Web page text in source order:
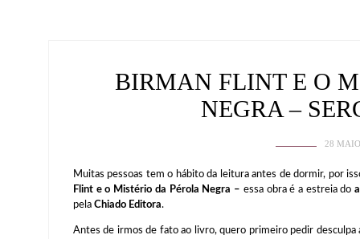
BIRMAN FLINT E O
NEGRA –
28
Muitas pessoas tem o hábito da leitura antes de dormir, por
Flint e o Mistério da Pérola Negra – essa obra é a estreia do
pela Chiado Editora.
Antes de irmos de fato ao livro, quero primeiro pedir